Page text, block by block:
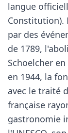
langue
Constitution).
par des
de 1789,
Schoelcher
en 1944, la
avec le traité
française
gastronomie